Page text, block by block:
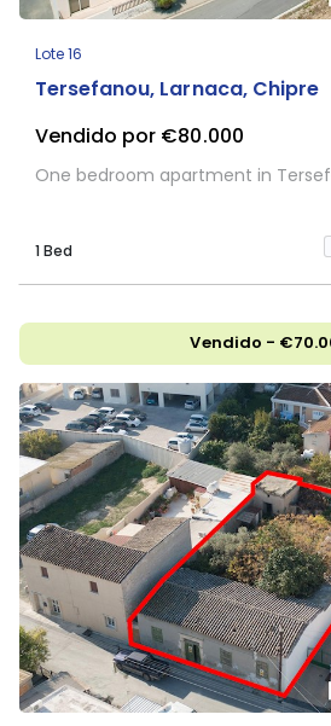
Lote 16
Tersefanou, Larnaca, Chipre
Vendido por €80.000
One bedroom apartment in
1 Bed
Vendido -